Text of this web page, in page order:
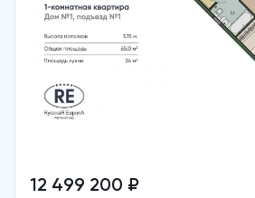
12 499 200 ₽